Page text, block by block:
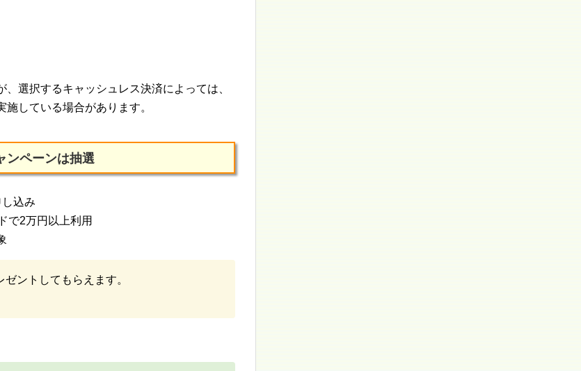
選択するキャッシュレス決済によっては、
している場合があります。
ペーンは抽選
込み
で2万円以上利用
ントしてもらえます。